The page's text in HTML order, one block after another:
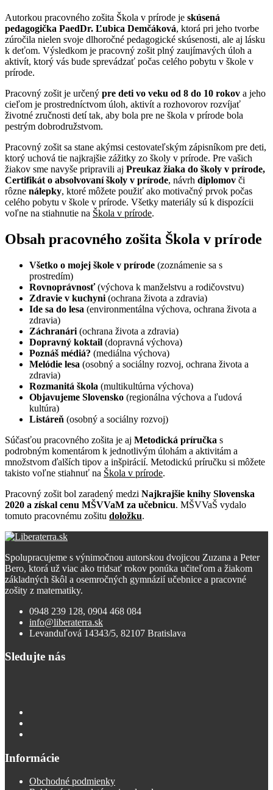
Autorkou pracovného zošita Škola v prírode je skúsená
pedagogička PaedDr. Ľubica Demčáková, ktorá pri jeho tvorbe
zúročila nielen svoje dlhoročné pedagogické skúsenosti, ale aj lásku
k deťom. Výsledkom je pracovný zošit plný zaujímavých úloh a
aktivít, ktorý vás bude sprevádzať počas celého pobytu v škole v
prírode.
Pracovný zošit je určený pre deti vo veku od 8 do 10 rokov a jeho
cieľom je prostredníctvom úloh, aktivít a rozhovorov rozvíjať
životné zručnosti detí tak, aby bola pre ne škola v prírode bola
pestrým dobrodružstvom.
Pracovný zošit sa stane akýmsi cestovateľským zápisníkom pre deti,
ktorý uchová tie najkrajšie zážitky zo školy v prírode. Pre vašich
žiakov sme navyše pripravili aj Preukaz žiaka do školy v prírode,
Certifikát o absolvovaní školy v prírode, návrh diplomov či
rôzne nálepky, ktoré môžete použiť ako motivačný prvok počas
celého pobytu v škole v prírode. Všetky materiály sú k dispozícii
voľne na stiahnutie na Škola v prírode.
Obsah pracovného zošita Škola v prírode
Všetko o mojej škole v prírode (zoznámenie sa s
prostredím)
Rovnoprávnosť(výchova k manželstvu a rodičovstvu)
Zdravie v kuchyni (ochrana života a zdravia)
Ide sa do lesa (environmentálna výchova, ochrana života a
zdravia)
Záchranári (ochrana života a zdravia)
Dopravný koktail (dopravná výchova)
Poznáš médiá? (mediálna výchova)
Melódie lesa (osobný a sociálny rozvoj, ochrana života a
zdravia)
Rozmanitá škola (multikultúrna výchova)
Objavujeme Slovensko (regionálna výchova a ľudová
kultúra)
Listáreň (osobný a sociálny rozvoj)
Súčasťou pracovného zošita je aj Metodická príručka s
podrobným komentárom k jednotlivým úlohám a aktivitám a
množstvom ďalších tipov a inšpirácií. Metodickú príručku si môžete
takisto voľne stiahnuť na Škola v prírode.
Pracovný zošit bol zaradený medzi Najkrajšie knihy Slovenska
2020 a získal cenu MŠVVaM za učebnicu. MŠVVaŠ vydalo
tomuto pracovnému zošitu doložku.
Spolupracujeme s výnimočnou autorskou dvojicou Zuzana a Peter
Bero, ktorá už viac ako tridsať rokov ponúka učiteľom a žiakom
základných škôl a osemročných gymnázií učebnice a pracovné
zošity z matematiky.
0948 239 128, 0904 468 084
info@liberaterra.sk
Levanduľová 14343/5, 82107 Bratislava
Sledujte nás
Informácie
Obchodné podmienky